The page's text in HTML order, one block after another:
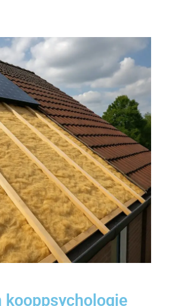
kooppsychologie